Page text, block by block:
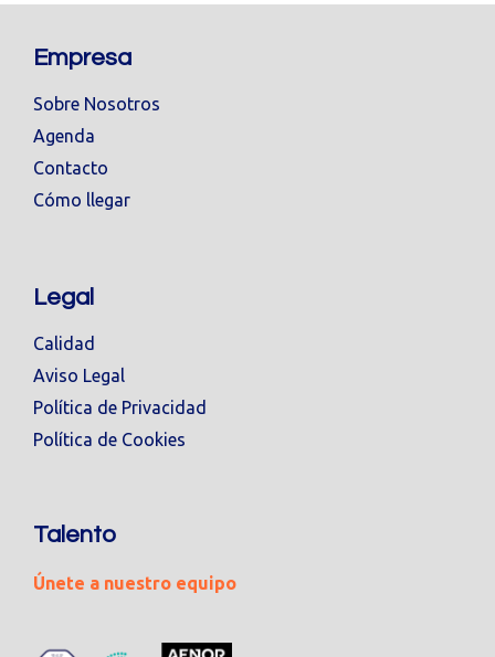
Empresa
Sobre Nosotros
Agenda
Contacto
Cómo llegar
Legal
Calidad
Aviso Legal
Política de Privacidad
Política de Cookies
Talento
Únete a nuestro equipo